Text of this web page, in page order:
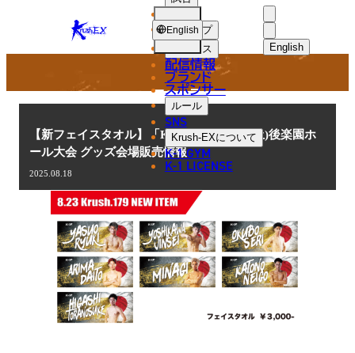
KRUSH-
EX
English
한국어
中文（繁體
ショップ
ニュース
配信情報
ブランド
スポンサー
ルール
SNS
Krush-EXについて
K-1 GYM
K-1 LICENSE
English
NEWS
ニュース
【新フェイスタオル】「Krush.179」8.23(土)後楽園ホ
ール大会 グッズ会場販売情報
2025.08.18